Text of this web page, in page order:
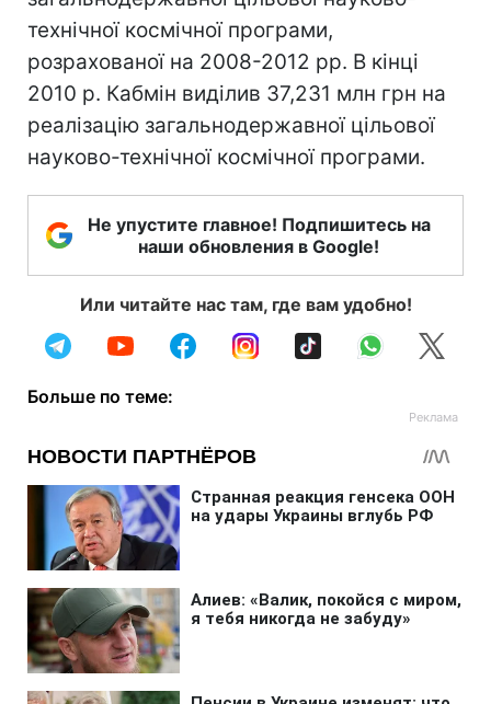
технічної космічної програми,
розрахованої на 2008-2012 рр. В кінці
2010 р. Кабмін виділив 37,231 млн грн на
реалізацію загальнодержавної цільової
науково-технічної космічної програми.
Не упустите главное! Подпишитесь на
наши обновления в Google!
Или читайте нас там, где вам удобно!
Больше по теме: